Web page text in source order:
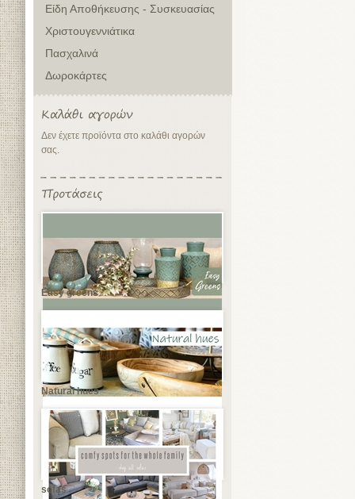
Είδη Αποθήκευσης - Συσκευασίας
Χριστουγεννιάτικα
Πασχαλινά
Δωροκάρτες
Δεν έχετε προϊόντα στο καλάθι αγορών
σας.
Easy greens
Natural hues
sofas